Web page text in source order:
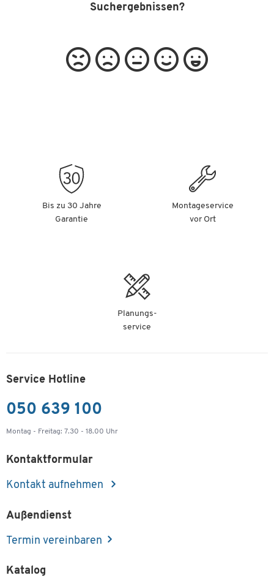
Suchergebnissen?
Bis zu 30 Jahre
Garantie
Montageservice
vor Ort
Planungs-
service
Service Hotline
050 639 100
Montag - Freitag: 7.30 - 18.00 Uhr
Kontaktformular
Kontakt aufnehmen
Außendienst
Termin vereinbaren
Katalog